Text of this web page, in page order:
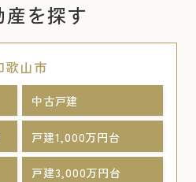
産を探す
歌山市
中古戸建
戸建1,000万円台
戸建3,000万円台